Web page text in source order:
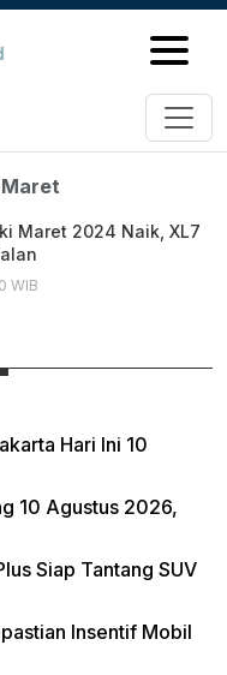
Maret 2024 Naik, XL7
WIB
Hari Ini 10
10 Agustus 2026,
Siap Tantang SUV
Insentif Mobil